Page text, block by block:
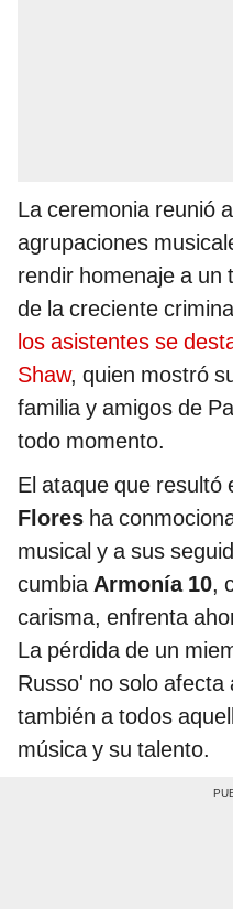
La ceremonia reunió
agrupaciones
rendir homenaje a
de la creciente
los asistentes se
Shaw, quien mostró
familia y amigos de
todo momento.
El ataque que resultó
Flores ha
musical y a sus
cumbiaArmonía 10,
carisma, enfrenta
La pérdida de un
Russo' no solo
también a todos
música y su talento.